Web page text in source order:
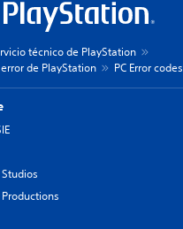
técnico de PlayStation
de PlayStation
PC Error codes